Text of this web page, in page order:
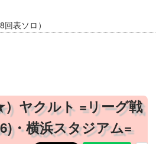
表ソロ）
ヤクルト =リーグ戦
・横浜スタジアム=